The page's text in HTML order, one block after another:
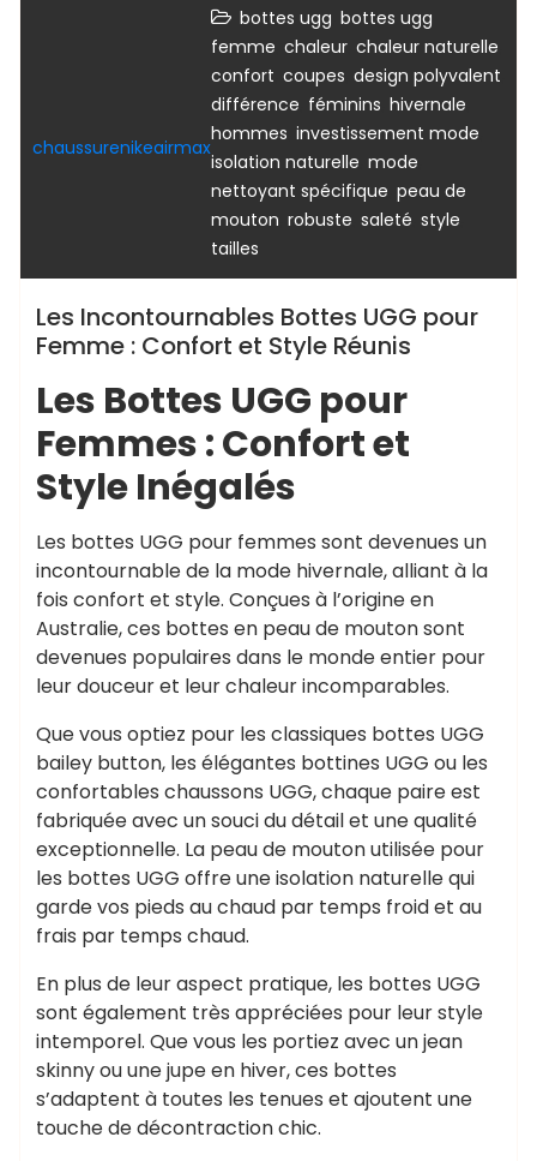
chaussurenikeairmax
bottes ugg bottes ugg
femme chaleur chaleur naturelle
confort coupes design polyvalent
différence féminins hivernale
hommes investissement mode
isolation naturelle mode
nettoyant spécifique peau de
mouton robuste saleté style
tailles
Les Incontournables Bottes UGG pour
Femme : Confort et Style Réunis
Les Bottes UGG pour
Femmes : Confort et
Style Inégalés
Les bottes UGG pour femmes sont devenues un
incontournable de la mode hivernale, alliant à la
fois confort et style. Conçues à l’origine en
Australie, ces bottes en peau de mouton sont
devenues populaires dans le monde entier pour
leur douceur et leur chaleur incomparables.
Que vous optiez pour les classiques bottes UGG
bailey button, les élégantes bottines UGG ou les
confortables chaussons UGG, chaque paire est
fabriquée avec un souci du détail et une qualité
exceptionnelle. La peau de mouton utilisée pour
les bottes UGG offre une isolation naturelle qui
garde vos pieds au chaud par temps froid et au
frais par temps chaud.
En plus de leur aspect pratique, les bottes UGG
sont également très appréciées pour leur style
intemporel. Que vous les portiez avec un jean
skinny ou une jupe en hiver, ces bottes
s’adaptent à toutes les tenues et ajoutent une
touche de décontraction chic.